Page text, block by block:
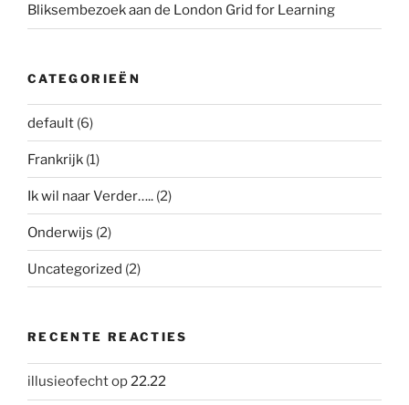
Bliksembezoek aan de London Grid for Learning
CATEGORIEËN
default (6)
Frankrijk (1)
Ik wil naar Verder….. (2)
Onderwijs (2)
Uncategorized (2)
RECENTE REACTIES
illusieofechtop22.22